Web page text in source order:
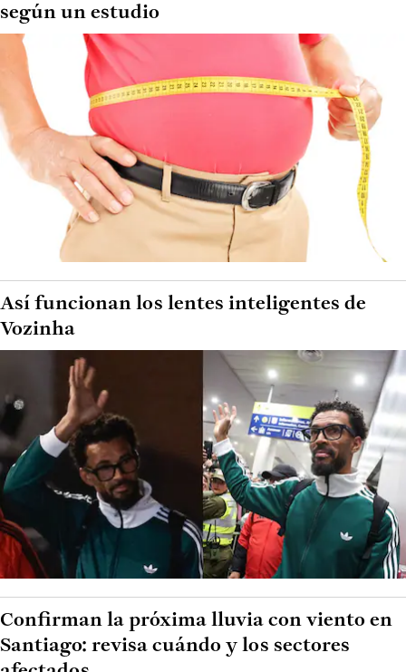
según un estudio
Así funcionan los lentes inteligentes de
Vozinha
Confirman la próxima lluvia con viento en
Santiago: revisa cuándo y los sectores